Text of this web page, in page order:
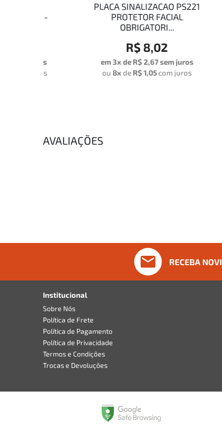
PLACA SINALIZACAO PS221
PROTETOR FACIAL
OBRIGATORI...
R$ 8,02
R$ 2,67sem juros
R$ 1,05com juros
AVALIAÇÕES
RECEBA
Institucional
Sobre Nós
Política de Frete
Política de Pagamento
Política de Privacidade
Termos e Condições
Trocas e Devoluções